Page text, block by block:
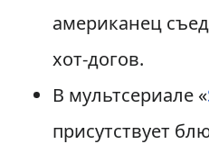
американец
хот-догов.
В мультсериале «
присутствует